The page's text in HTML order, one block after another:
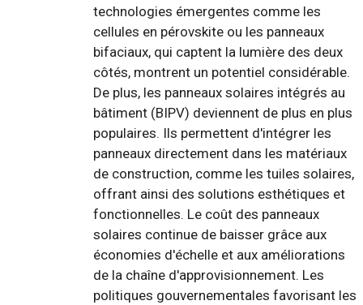
technologies émergentes comme les
cellules en pérovskite ou les panneaux
bifaciaux, qui captent la lumière des deux
côtés, montrent un potentiel considérable.
De plus, les panneaux solaires intégrés au
bâtiment (BIPV) deviennent de plus en plus
populaires. Ils permettent d'intégrer les
panneaux directement dans les matériaux
de construction, comme les tuiles solaires,
offrant ainsi des solutions esthétiques et
fonctionnelles. Le coût des panneaux
solaires continue de baisser grâce aux
économies d'échelle et aux améliorations
de la chaîne d'approvisionnement. Les
politiques gouvernementales favorisant les